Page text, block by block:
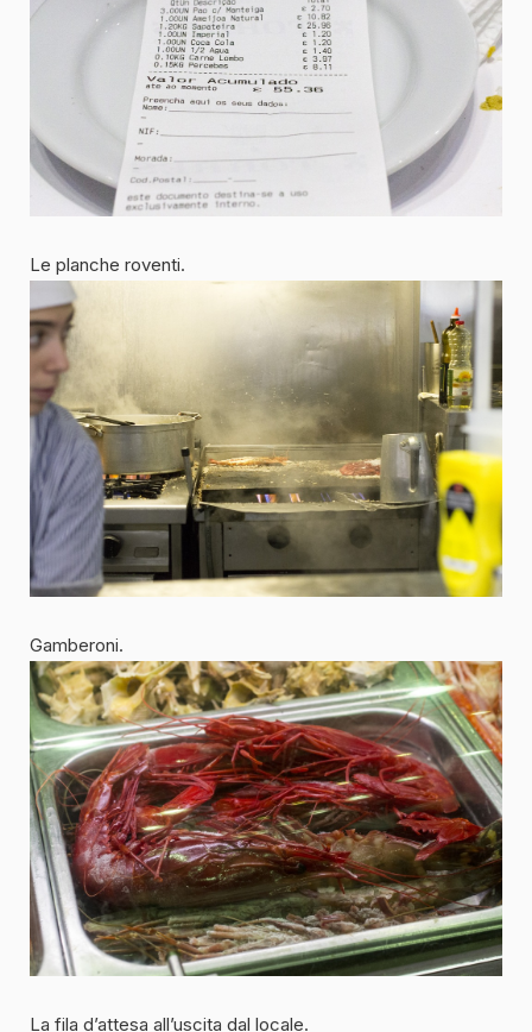
Le planche roventi.
Gamberoni.
La fila d’attesa all’uscita dal locale.